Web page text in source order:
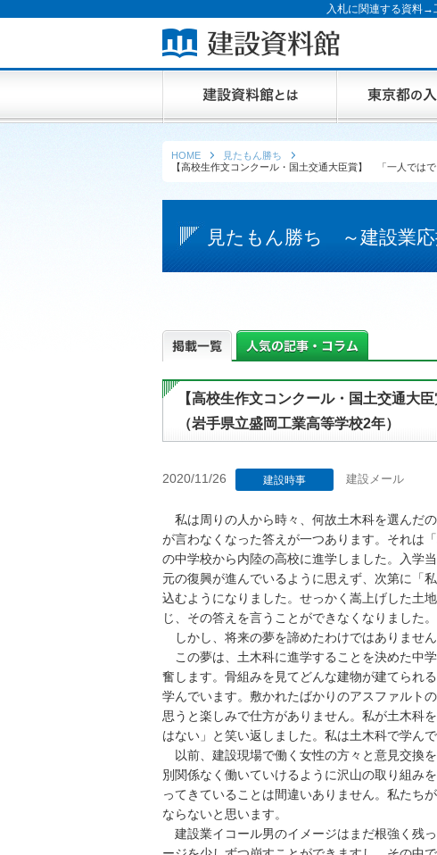
入札に関連する資料→
HOME
見たもん勝ち
【高校生作文コンクール・国土交通大臣賞】 「一人では
見たもん勝ち ～建設業応
【高校生作文コンクール・国土交通大
（岩手県立盛岡工業高等学校2年）
2020/11/26 建設時事 建設メール
私は周りの人から時々、何故土木科を選んだ
が言わなくなった答えが一つあります。それは
の中学校から内陸の高校に進学しました。入学
元の復興が進んでいるように思えず、次第に「
込むようになりました。せっかく嵩上げした土
じ、その答えを言うことができなくなりました。
しかし、将来の夢を諦めたわけではありませ
この夢は、土木科に進学することを決めた中
奮します。骨組みを見てどんな建物が建てられ
学んでいます。敷かれたばかりのアスファルト
思うと楽しみで仕方がありません。私が土木科
はない」と笑い返しました。私は土木科で学ん
以前、建設現場で働く女性の方々と意見交換
別関係なく働いていけるように沢山の取り組み
ってきていることは間違いありません。私たち
ならないと思います。
建設業イコール男のイメージはまだ根強く残